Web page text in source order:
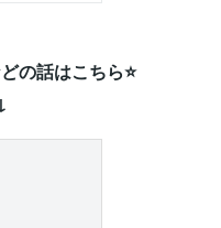
の話はこちら⭐